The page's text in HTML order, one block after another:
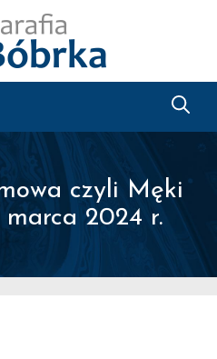
czyli Męki
marca 2024 r.